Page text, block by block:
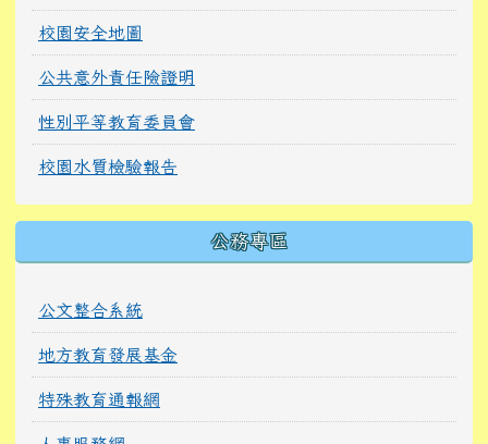
校園安全地圖
公共意外責任險證明
性別平等教育委員會
校園水質檢驗報告
公務專區
公文整合系統
地方教育發展基金
特殊教育通報網